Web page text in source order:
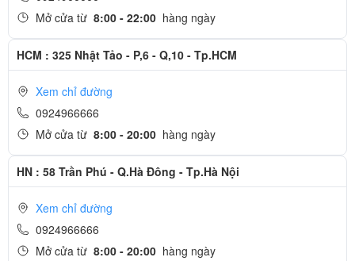
Mở cửa từ 8:00 - 22:00 hàng ngày
HCM : 325 Nhật Tảo - P,6 - Q,10 - Tp.HCM
Xem chỉ đường
0924966666
Mở cửa từ 8:00 - 20:00 hàng ngày
HN : 58 Trần Phú - Q.Hà Đông - Tp.Hà Nội
Xem chỉ đường
0924966666
Mở cửa từ 8:00 - 20:00 hàng ngày